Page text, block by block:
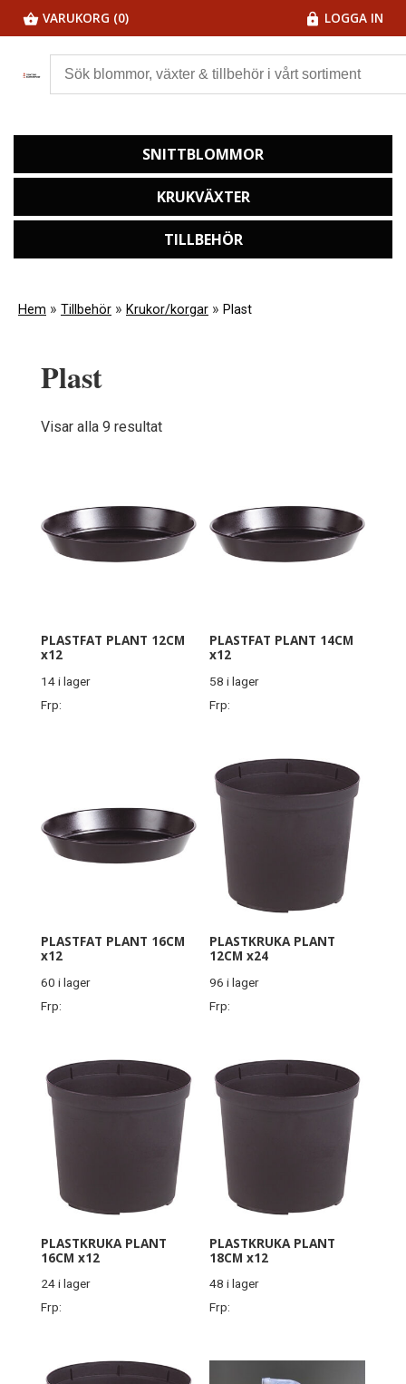
VARUKORG (0) LOGGA IN
SNITTBLOMMOR
KRUKVÄXTER
TILLBEHÖR
Hem » Tillbehör » Krukor/korgar » Plast
Plast
Visar alla 9 resultat
PLASTFAT PLANT 12CM
x12
14 i lager
Frp:
PLASTFAT PLANT 14CM
x12
58 i lager
Frp:
PLASTFAT PLANT 16CM
x12
60 i lager
Frp:
PLASTKRUKA PLANT
12CM x24
96 i lager
Frp:
PLASTKRUKA PLANT
16CM x12
24 i lager
Frp:
PLASTKRUKA PLANT
18CM x12
48 i lager
Frp: